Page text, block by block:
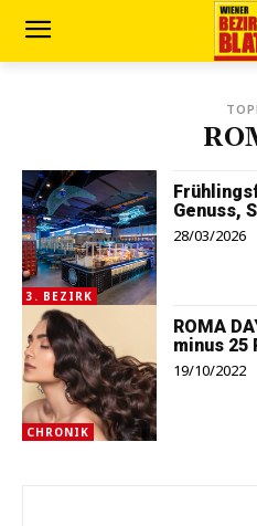
3. BEZIRK
Genuss,
28/03/2026
CHRONIK
ROMA
minus 25
19/10/2022